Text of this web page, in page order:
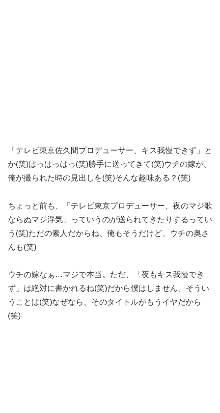
「テレビ東京佐久間プロデューサー、キス我慢できず」と
か(笑)はっはっはっ(笑)勝手に送ってきて(笑)ウチの嫁が、
俺が撮られた時の見出しを(笑)そんな趣味ある？(笑)
ちょっと前も、「テレビ東京プロデューサー、夜のマジ歌
ならぬマジ浮気」っていうのが送られてきたりするってい
う(笑)ただの素人だからね、俺もそうだけど、ウチの奥さ
んも(笑)
ウチの嫁なぁ…マジで本当。ただ、「夜もキス我慢でき
ず」は絶対に書かれるね(笑)だから僕はしません、そうい
うことは(笑)なぜなら、そのタイトルがもうイヤだから
(笑)